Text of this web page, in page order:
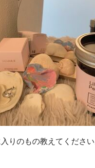
りのもの教えてくださ